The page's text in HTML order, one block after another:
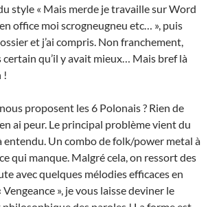
style « Mais merde je travaille sur Word
office moi scrogneugneu etc… », puis
et j’ai compris. Non franchement,
certain qu’il y avait mieux… Mais bref là
!
proposent les 6 Polonais ? Rien de
ai peur. Le principal problème vient du
entendu. Un combo de folk/power metal à
qui manque. Malgré cela, on ressort des
avec quelques mélodies efficaces en
», je vous laisse deviner le